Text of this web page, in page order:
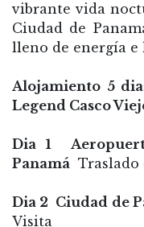
vibrante vida
Ciudad de
lleno de energía e
Alojamiento 5
Legend Casco
Dia 1
Panamá
Dia 2 Ciudad de
Visita